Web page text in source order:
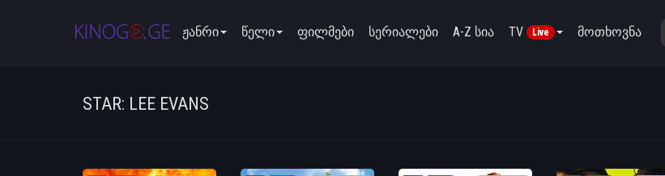
ჟანრი წელი ფილმები სერიალები A-Z სია TV Live მოთხოვნა
STAR: LEE EVANS